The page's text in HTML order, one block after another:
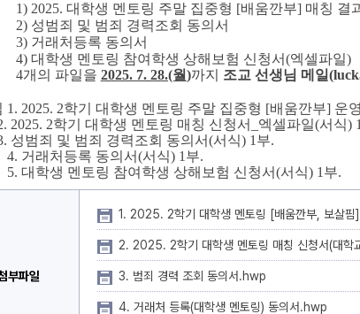
1) 2025. 대학생 멘토링 주말 집중형 [배움깐부] 매칭 결
2) 성범죄 및 범죄 경력조회 동의서
3) 거래처등록 동의서
4) 대학생 멘토링 참여학생 상해보험 신청서(엑셀파일)
4개의 파일을 2025. 7. 28.(월)까지 조교 선생님 메일
1. 2025. 2학기 대학생 멘토링 주말 집중형 [배움깐부] 운
2025. 2학기 대학생 멘토링 매칭 신청서_엑셀파일(서식) 1
성범죄 및 범죄 경력조회 동의서(서식) 1 부.
4. 거래처등록 동의서(서식) 1부.
5. 대학생 멘토링 참여학생 상해보험 신청서(서식) 1부.
부파일
1. 2025. 2학기 대학생 멘토링 [배움깐부, 보살
2. 2025. 2학기 대학생 멘토링 매칭 신청서(대학
3. 범죄 경력 조회 동의서.hwp
4. 거래처 등록(대학생 멘토링) 동의서.hwp